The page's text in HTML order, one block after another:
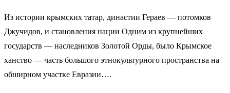
Из истории крымских татар, династии Гераев — потомков
Джучидов, и становления нации Одним из крупнейших
государств — наследников Золотой Орды, было Крымское
ханство — часть большого этнокультурного пространства на
обширном участке Евразии….